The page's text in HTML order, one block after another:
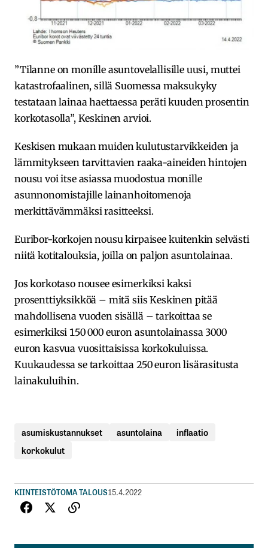
”Tilanne on monille asuntovelallisille uusi, muttei
katastrofaalinen, sillä Suomessa maksukyky
testataan lainaa haettaessa peräti kuuden prosentin
korkotasolla”, Keskinen arvioi.
Keskisen mukaan muiden kulutustarvikkeiden ja
lämmitykseen tarvittavien raaka-aineiden hintojen
nousu voi itse asiassa muodostua monille
asunnonomistajille lainanhoitomenoja
merkittävämmäksi rasitteeksi.
Euribor-korkojen nousu kirpaisee kuitenkin selvästi
niitä kotitalouksia, joilla on paljon asuntolainaa.
Jos korkotaso nousee esimerkiksi kaksi
prosenttiyksikköä – mitä siis Keskinen pitää
mahdollisena vuoden sisällä – tarkoittaa se
esimerkiksi 150 000 euron asuntolainassa 3000
euron kasvua vuosittaisissa korkokuluissa.
Kuukaudessa se tarkoittaa 250 euron lisärasitusta
lainakuluihin.
asumiskustannukset asuntolaina
inflaatio
korkokulut
KIINTEISTÖTOMA TALOUS15.4.2022